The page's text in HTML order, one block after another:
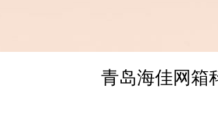
青岛海佳网箱